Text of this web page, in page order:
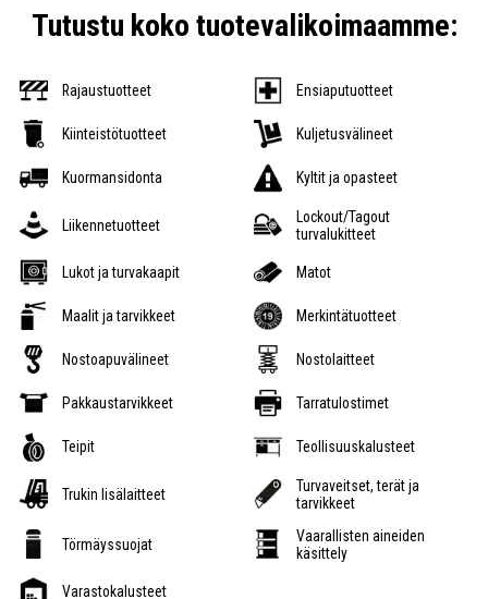
Tutustu koko tuotevalikoimaamme:
Rajaustuotteet Ensiaputuotteet
Kiinteistötuotteet Kuljetusvälineet
Kuormansidonta Kyltit ja opasteet
Liikennetuotteet
Lockout/Tagout
turvalukitteet
Lukot ja turvakaapit Matot
Maalit ja tarvikkeet Merkintätuotteet
Nostoapuvälineet Nostolaitteet
Pakkaustarvikkeet Tarratulostimet
Teipit Teollisuuskalusteet
Trukin lisälaitteet
Turvaveitset, terät ja
tarvikkeet
Törmäyssuojat
Vaarallisten aineiden
käsittely
Varastokalusteet